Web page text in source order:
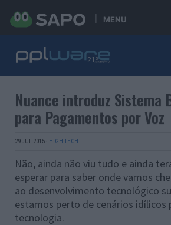
MENU
Nuance introduz Sistema
para Pagamentos por Voz
29 JUL 2015 · HIGH TECH
Não, ainda não viu tudo e ainda
esperar para saber onde vamos
ao desenvolvimento tecnológico
estamos perto de cenários idílicos
tecnologia.